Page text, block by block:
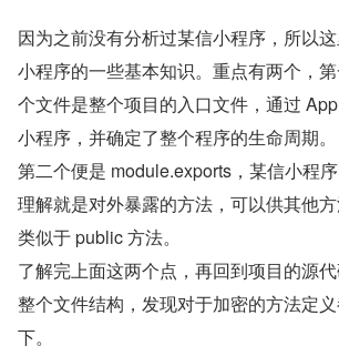
因为之前没有分析过某信小程序，所以
小程序的一些基本知识。重点有两个，
个文件是整个项目的入口文件，通过
小程序，并确定了整个程序的生命周期。
第二个便是 module.exports，某信小程
理解就是对外暴露的方法，可以供其他方
类似于 public 方法。
了解完上面这两个点，再回到项目的源
整个文件结构，发现对于加密的方法定
下。